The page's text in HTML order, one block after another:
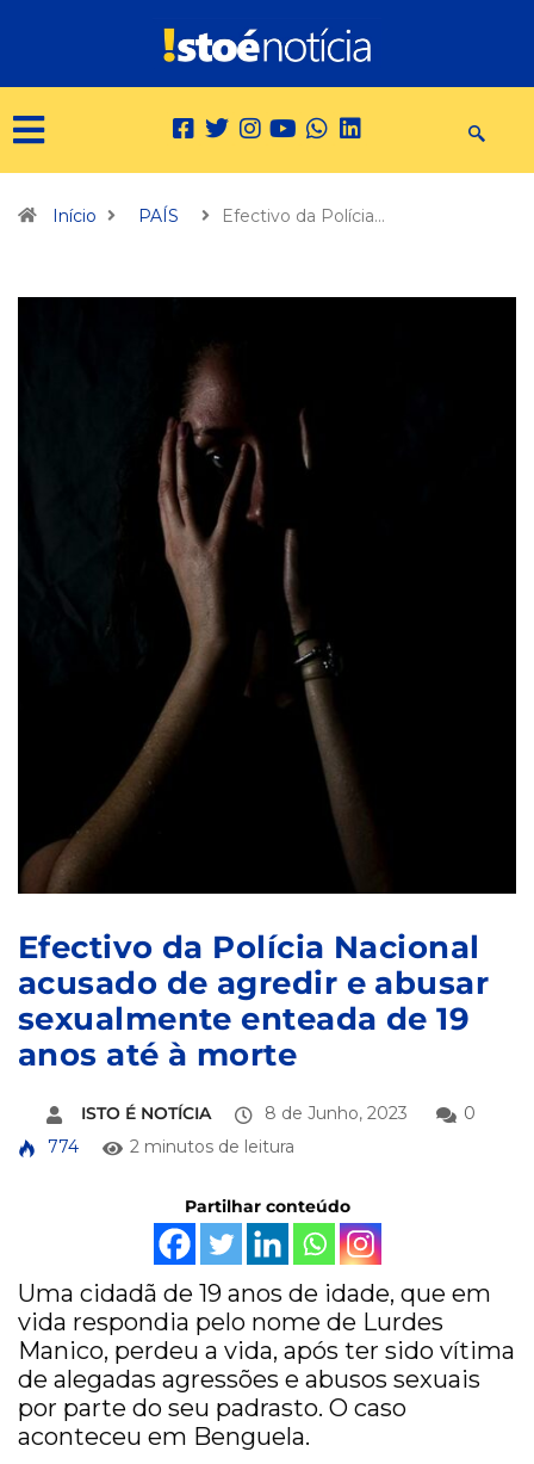
Início PAÍS Efectivo da Polícia…
Efectivo da Polícia Nacional
acusado de agredir e abusar
sexualmente enteada de 19
anos até à morte
ISTO É NOTÍCIA 8 de Junho, 2023
0
774
2 minutos de leitura
Partilhar conteúdo
Uma cidadã de 19 anos de idade, que em
vida respondia pelo nome de Lurdes
Manico, perdeu a vida, após ter sido vítima
de alegadas agressões e abusos sexuais
por parte do seu padrasto. O caso
aconteceu em Benguela.